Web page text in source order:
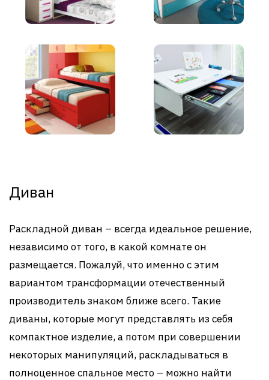
Диван
Раскладной диван – всегда идеальное решение,
независимо от того, в какой комнате он
размещается. Пожалуй, что именно с этим
вариантом трансформации отечественный
производитель знаком ближе всего. Такие
диваны, которые могут представлять из себя
компактное изделие, а потом при совершении
некоторых манипуляций, раскладываться в
полноценное спальное место – можно найти